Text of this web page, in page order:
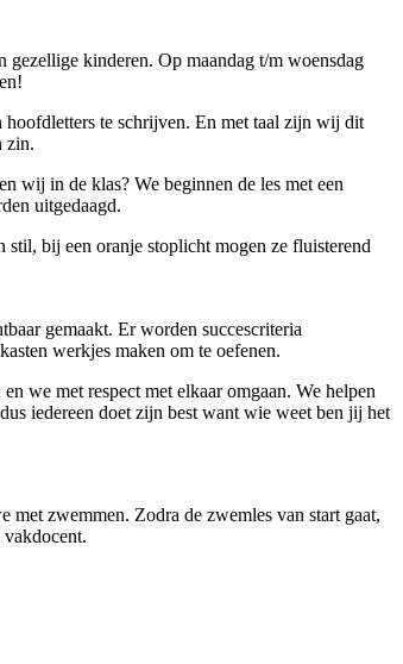
kinderen. Op maandag t/m woensdag
te schrijven. En met taal zijn wij dit
zin.
wij in de klas? We beginnen de les met een
uitgedaagd.
bij een oranje stoplicht mogen ze fluisterend
gemaakt. Er worden succescriteria
werkjes maken om te oefenen.
we met respect met elkaar omgaan. We helpen
iedereen doet zijn best want wie weet ben jij het
zwemmen. Zodra de zwemles van start gaat,